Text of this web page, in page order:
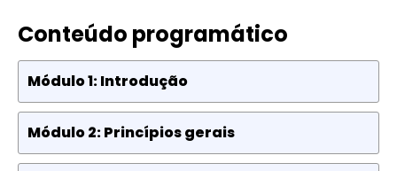
Conteúdo programático
Módulo 1: Introdução
Módulo 2: Princípios gerais